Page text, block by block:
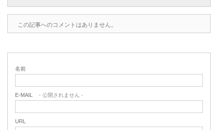
この記事へのコメントはありません。
名前
E-MAIL - 公開されません -
URL